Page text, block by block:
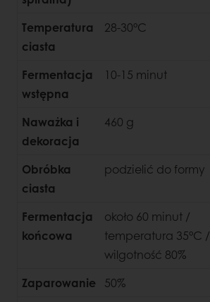
Temperatura
ciasta
28-30°C
Fermentacja
wstępna
10-15 minut
Naważka i
dekoracja
460 g
Obróbka
ciasta
podzielić do formy
Fermentacja
końcowa
około 60 minut /
temperatura 35°C /
wilgotność 80%
Zaparowanie
50%